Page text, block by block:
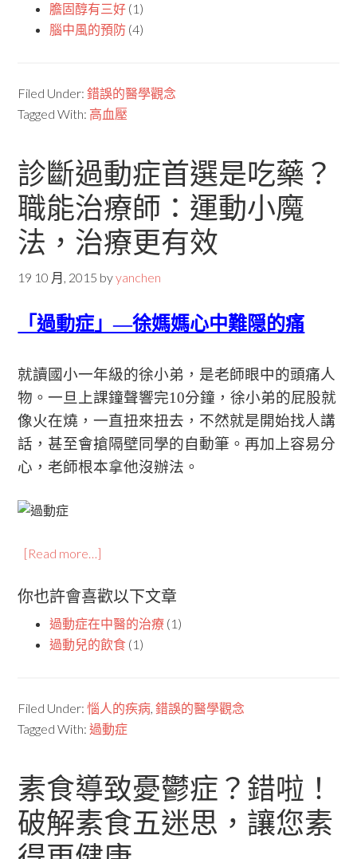
膽固醇有三好 (1)
腦中風的預防 (4)
Filed Under:錯誤的醫學觀念
Tagged With: 高血壓
診斷過動症首選是吃藥？
職能治療師：運動小魔
法，治療更有效
19 10 月, 2015 byyanchen
「過動症」—徐媽媽心中難隠的痛
就讀國小一年級的徐小弟，是老師眼中的頭痛人
物。一旦上課鐘聲響完10分鐘，徐小弟的屁股就
像火在燒，一直扭來扭去，不然就是開始找人講
話，甚至會搶隔壁同學的自動筆。再加上容易分
心，老師根本拿他沒辦法。
[Read more…]
你也許會喜歡以下文章
過動症在中醫的治療 (1)
過動兒的飲食 (1)
Filed Under:惱人的疾病,錯誤的醫學觀念
Tagged With:過動症
素食導致憂鬱症？錯啦！
破解素食五迷思，讓您素